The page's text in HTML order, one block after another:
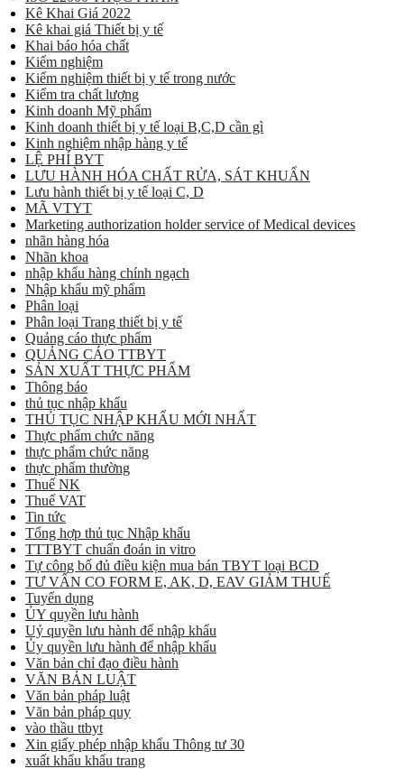
Kê Khai Giá 2022
Kê khai giá Thiết bị y tế
Khai báo hóa chất
Kiểm nghiệm
Kiểm nghiệm thiết bị y tế trong nước
Kiểm tra chất lượng
Kinh doanh Mỹ phẩm
Kinh doanh thiết bị y tế loại B,C,D cần gì
Kinh nghiệm nhập hàng y tế
LỆ PHÍ BYT
LƯU HÀNH HÓA CHẤT RỬA, SÁT KHUẨN
Lưu hành thiết bị y tế loại C, D
MÃ VTYT
Marketing authorization holder service of Medical devices
nhãn hàng hóa
Nhãn khoa
nhập khẩu hàng chính ngạch
Nhập khẩu mỹ phẩm
Phân loại
Phân loại Trang thiết bị y tế
Quảng cáo thực phẩm
QUẢNG CÁO TTBYT
SẢN XUẤT THỰC PHẨM
Thông báo
thủ tục nhập khẩu
THỦ TỤC NHẬP KHẨU MỚI NHẤT
Thực phẩm chức năng
thực phẩm chức năng
thực phẩm thường
Thuế NK
Thuế VAT
Tin tức
Tổng hợp thủ tục Nhập khẩu
TTTBYT chuẩn đoán in vitro
Tự công bố đủ điều kiện mua bán TBYT loại BCD
TƯ VẤN CO FORM E, AK, D, EAV GIẢM THUẾ
Tuyển dụng
ỦY quyền lưu hành
Uỷ quyền lưu hành để nhập khẩu
Ủy quyền lưu hành để nhập khẩu
Văn bản chỉ đạo điều hành
VĂN BẢN LUẬT
Văn bản pháp luật
Văn bản pháp quy
vào thầu ttbyt
Xin giấy phép nhập khẩu Thông tư 30
xuất khẩu khẩu trang